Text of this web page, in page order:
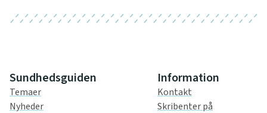
Sundhedsguiden
Temaer
Nyheder
Information
Kontakt
Skribenter på